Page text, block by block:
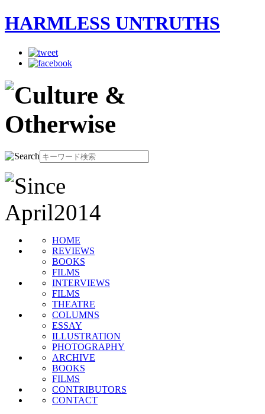
HARMLESS UNTRUTHS
HOME
REVIEWS
BOOKS
FILMS
INTERVIEWS
FILMS
THEATRE
COLUMNS
ESSAY
ILLUSTRATION
PHOTOGRAPHY
ARCHIVE
BOOKS
FILMS
CONTRIBUTORS
CONTACT